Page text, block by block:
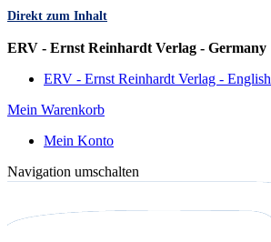
Direkt zum Inhalt
ERV - Ernst Reinhardt Verlag - Germany
ERV - Ernst Reinhardt Verlag - English
Mein Warenkorb
Mein Konto
Navigation umschalten